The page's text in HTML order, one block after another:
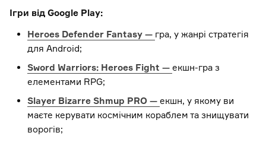
Ігри від Google Play:
Heroes Defender Fantasy — гра, у жанрі стратегія
для Android;
Sword Warriors: Heroes Fight — екшн-гра з
елементами RPG;
Slayer Bizarre Shmup PRO — екшн, у якому ви
маєте керувати космічним кораблем та знищувати
ворогів;